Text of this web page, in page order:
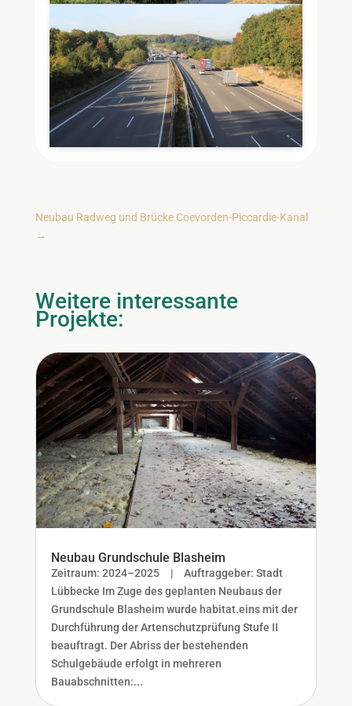
Neubau Radweg und Brücke Coevorden-Piccardie-Kanal
→
Weitere interessante
Projekte:
Neubau Grundschule Blasheim
Zeitraum: 2024–2025 | Auftraggeber: Stadt
Lübbecke Im Zuge des geplanten Neubaus der
Grundschule Blasheim wurde habitat.eins mit der
Durchführung der Artenschutzprüfung Stufe II
beauftragt. Der Abriss der bestehenden
Schulgebäude erfolgt in mehreren
Bauabschnitten:...